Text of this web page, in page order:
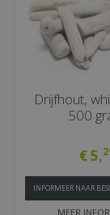
Drijfhout,
500
€5,
MEER
INFORMEER NAAR